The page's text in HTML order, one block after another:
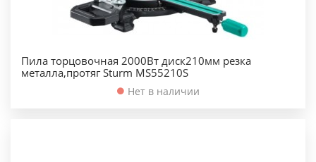
Пила торцовочная 2000Вт диск210мм резка
металла,протяг Sturm MS55210S
Нет в наличии